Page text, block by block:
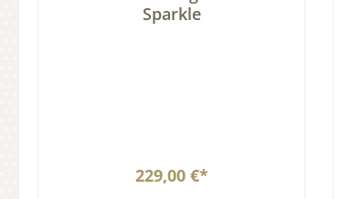
Sparkle
229,00 €*